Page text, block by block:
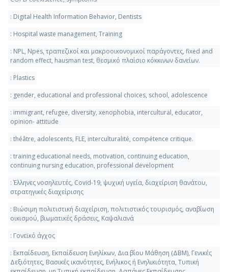
: Digital Health Information Behavior, Dentists
: Hospital waste management, Training
: NPL, Npes, τραπεζικοί και μακροοικονομικοί παράγοντες, fixed and
random effect, hausman test, θεσμικό πλαίσιο κόκκινων δανείων.
: Plastics
: gender, educational and professional choices, school, adolescence
: immigrant, refugee, diversity, xenophobia, intercultural, educator,
opinion- attitude
: théâtre, adolescents, FLE, interculturalité, compétence critique.
: training educational needs, motivation, continuing education,
continuing nursing education, professional development
: Έλληνες νοσηλευτές, Covid-19, ψυχική υγεία, διαχείριση θανάτου,
στρατηγικές διαχείρισης
: Βιώσιμη πολιτιστική διαχείριση, πολιτιστικός τουρισμός, αναβίωση
οικισμού, βιωματικές δράσεις, Καψαλιανά
: Γονεϊκό άγχος
: Εκπαίδευση, Εκπαίδευση Ενηλίκων, Δια βίου Μάθηση (ΔΒΜ), Γενικές
Δεξιότητες, Βασικές ικανότητες, Ενήλικος ή Ενηλικιότητα, Τυπική